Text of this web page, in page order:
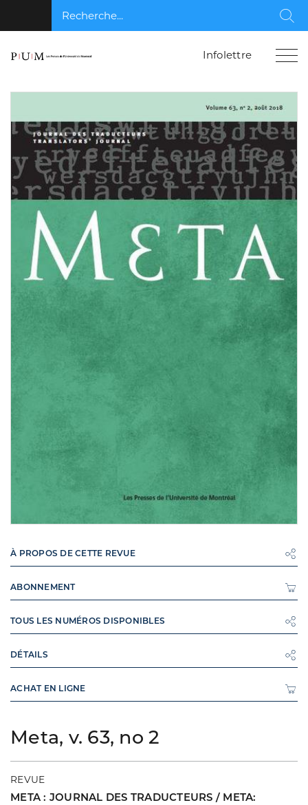
Recherche...
Infolettre
Meta, v. 63, no 2
REVUE
META : JOURNAL DES TRADUCTEURS / META:
À PROPOS DE CETTE REVUE
ABONNEMENT
TOUS LES NUMÉROS DISPONIBLES
DÉTAILS
ACHAT EN LIGNE